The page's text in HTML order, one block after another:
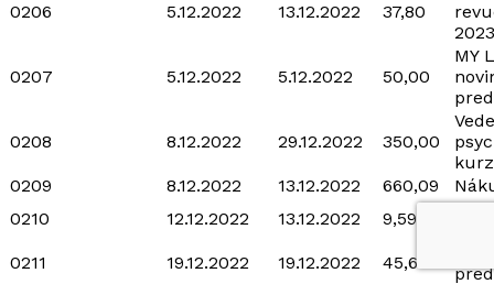
0206 5.12.2022 13.12.2022 37,80
2023
0207 5.12.2022 5.12.2022 50,00
MY
0208 8.12.2022 29.12.2022 350,00
0209
8.12.2022 13.12.2022 660,09
0210
12.12.2022 13.12.2022 9,59
0211 19.12.2022 19.12.2022 45,60